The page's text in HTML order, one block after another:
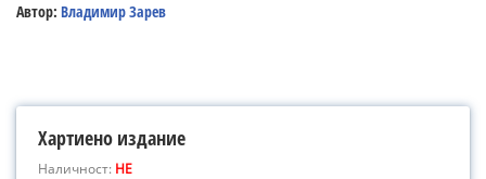
Автор: Владимир Зарев
Хартиено издание
Наличност: НЕ